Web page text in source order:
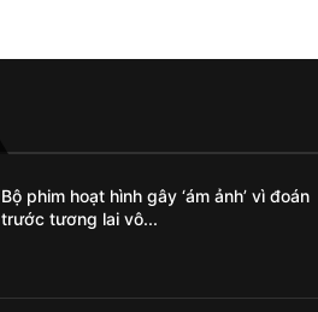
Bộ phim hoạt hình gây ‘ám ảnh’ vì đoán
trước tương lai vô...